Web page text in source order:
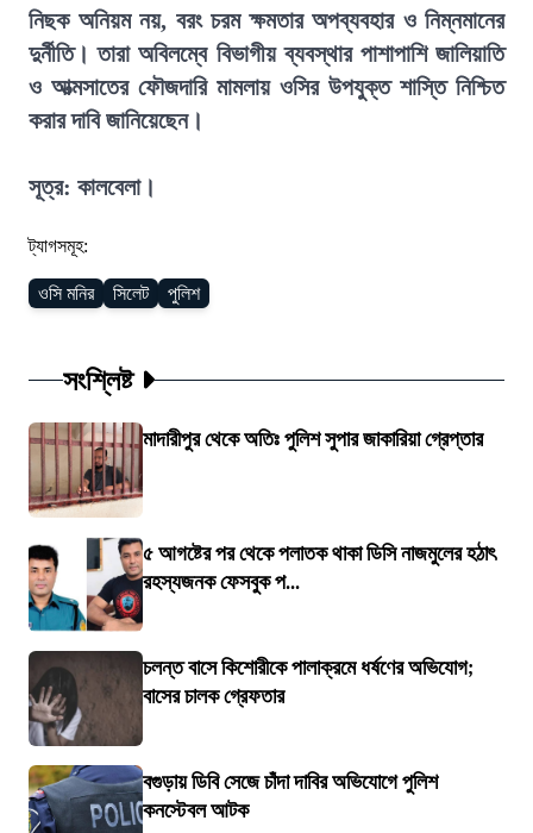
নিছক অনিয়ম নয়, বরং চরম ক্ষমতার অপব্যবহার ও নিম্নমানের
দুর্নীতি। তারা অবিলম্বে বিভাগীয় ব্যবস্থার পাশাপাশি জালিয়াতি
ও আত্মসাতের ফৌজদারি মামলায় ওসির উপযুক্ত শাস্তি নিশ্চিত
করার দাবি জানিয়েছেন।
সূত্র: কালবেলা।
ট্যাগসমূহ:
ওসি মনির সিলেট পুলিশ
সংশ্লিষ্ট
মাদারীপুর থেকে অতিঃ পুলিশ সুপার জাকারিয়া গ্রেপ্তার
৫ আগষ্টের পর থেকে পলাতক থাকা ডিসি নাজমুলের হঠাৎ
রহস্যজনক ফেসবুক প...
চলন্ত বাসে কিশোরীকে পালাক্রমে ধর্ষণের অভিযোগ;
বাসের চালক গ্রেফতার
বগুড়ায় ডিবি সেজে চাঁদা দাবির অভিযোগে পুলিশ
কনস্টেবল আটক